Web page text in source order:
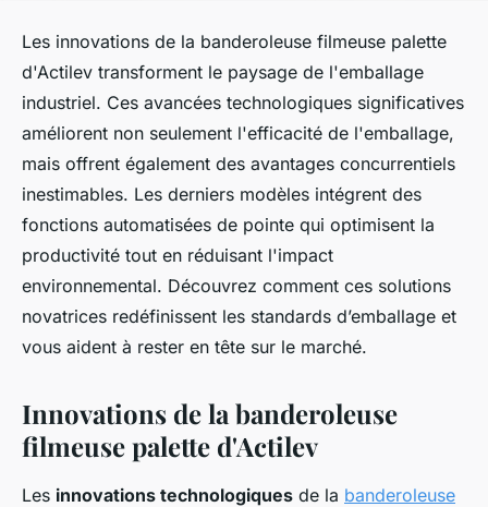
Les innovations de la banderoleuse filmeuse palette
d'Actilev transforment le paysage de l'emballage
industriel. Ces avancées technologiques significatives
améliorent non seulement l'efficacité de l'emballage,
mais offrent également des avantages concurrentiels
inestimables. Les derniers modèles intégrent des
fonctions automatisées de pointe qui optimisent la
productivité tout en réduisant l'impact
environnemental. Découvrez comment ces solutions
novatrices redéfinissent les standards d’emballage et
vous aident à rester en tête sur le marché.
Innovations de la banderoleuse
filmeuse palette d'Actilev
Les innovations technologiques de la banderoleuse